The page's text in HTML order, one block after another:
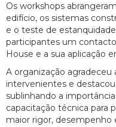
Os workshops
edifício, os sistemas
e o teste de
participantes um
House e a sua aplicação
A organização
intervenientes e
sublinhando a
capacitação técnica para
maior rigor, desempenho